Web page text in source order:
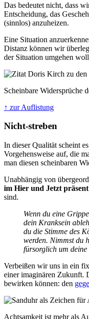
Das bedeutet nicht, dass
Entscheidung, das
(sinnlos) anzuheizen.
Eine Situation
Distanz können wir
der Situation umgehen
Scheinbare Widersprüche
↑ zur Auflistung
Nicht-streben
In dieser Qualität scheint
Vorgehensweise auf, die
man diesen scheinbaren
Unabhängig von
im Hier und Jetzt präsent
sind.
Wenn du eine
dein Kranksein
du die Stimme des
werden. Nimmst du
fürsorglich um deine
Verbeißen wir uns in ein
einer imaginären Zukunft.
bewirken können: den
Achtsamkeit ist mehr als